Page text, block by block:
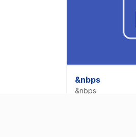
&nbps
&nbps